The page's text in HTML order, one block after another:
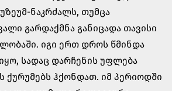
ნაკრძალს, თუმცა
გარდაქმნა განიცადა თავისი
იგი ერთ დროს წმინდა
სადაც დარჩენის უფლება
ჰქონდათ. იმ პერიოდში